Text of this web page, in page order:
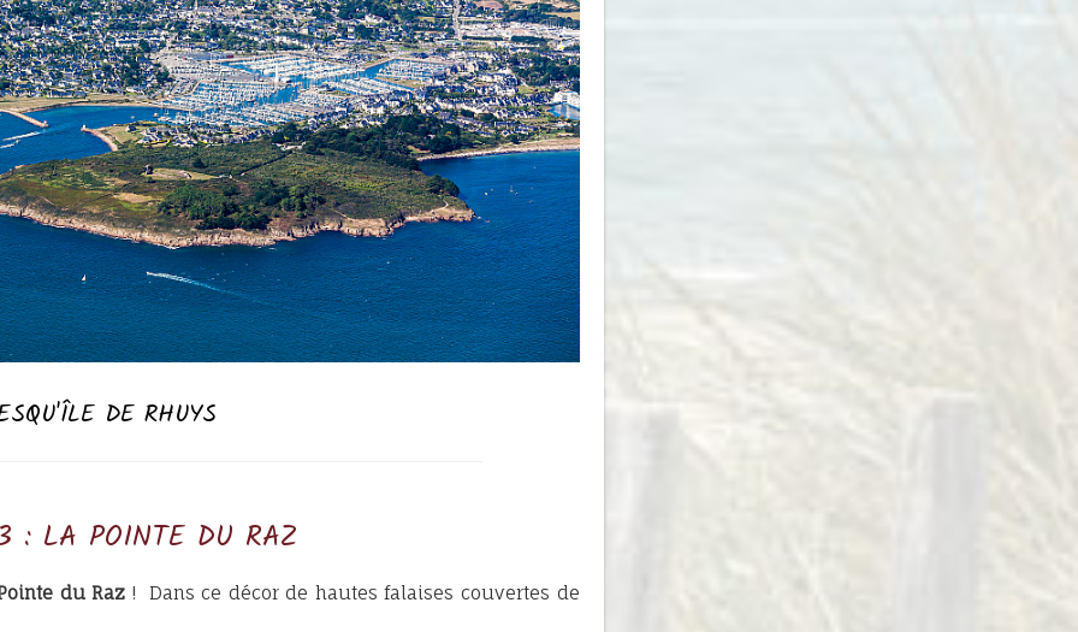
DE RHUYS
: LA POINTE DU RAZ
du Raz ! Dans ce décor de hautes falaises couvertes de